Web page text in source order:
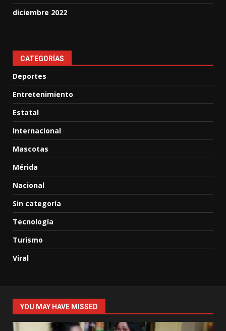
diciembre 2022
CATEGORÍAS
Deportes
Entretenimiento
Estatal
Internacional
Mascotas
Mérida
Nacional
Sin categoría
Tecnología
Turismo
Viral
YOU MAY HAVE MISSED